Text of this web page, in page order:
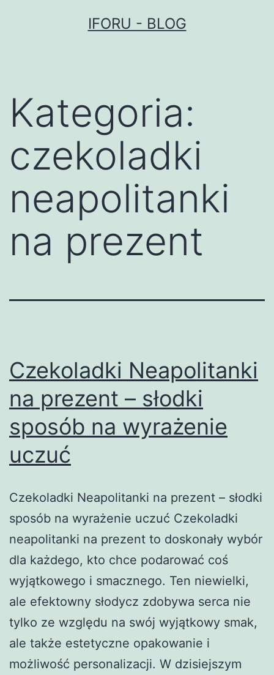
IFORU - BLOG
Kategoria:
czekoladki
neapolitanki
na prezent
Czekoladki Neapolitanki
na prezent – słodki
sposób na wyrażenie
uczuć
Czekoladki Neapolitanki na prezent – słodki
sposób na wyrażenie uczuć Czekoladki
neapolitanki na prezent to doskonały wybór
dla każdego, kto chce podarować coś
wyjątkowego i smacznego. Ten niewielki,
ale efektowny słodycz zdobywa serca nie
tylko ze względu na swój wyjątkowy smak,
ale także estetyczne opakowanie i
możliwość personalizacji. W dzisiejszym